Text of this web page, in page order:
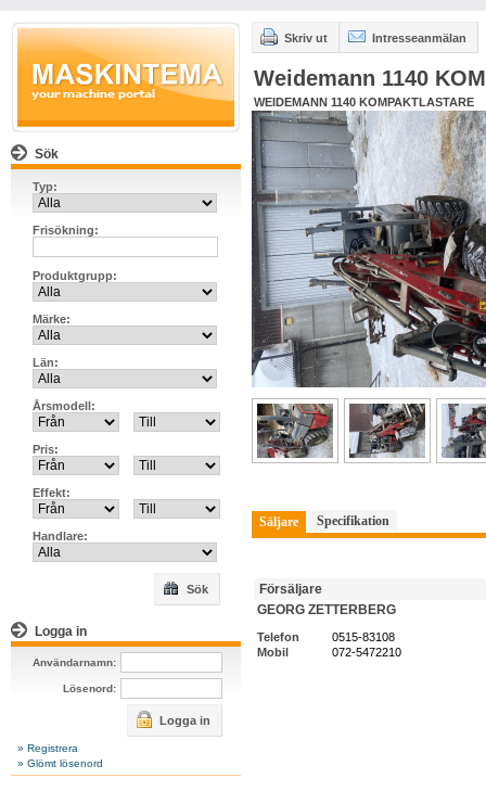
Sök
Typ:
Frisökning:
Produktgrupp:
Märke:
Län:
Årsmodell:
Pris:
Effekt:
Handlare:
Sök
Logga in
Användarnamn:
Lösenord:
Logga in
» Registrera
» Glömt lösenord
Skriv ut Intresseanmälan
Weidemann 1140
WEIDEMANN 1140 KOMPAKTLASTARE
Säljare Specifikation
Försäljare
GEORG ZETTERBERG
Telefon
0515-83108
Mobil
072-5472210